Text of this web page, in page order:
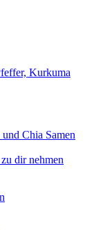
Kurkuma
Chia Samen
dir nehmen